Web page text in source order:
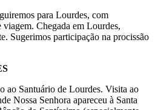
para Lourdes, com
Chegada em Lourdes,
Sugerimos participação na procissão
ao Santuário de Lourdes. Visita ao
Nossa Senhora apareceu à Santa